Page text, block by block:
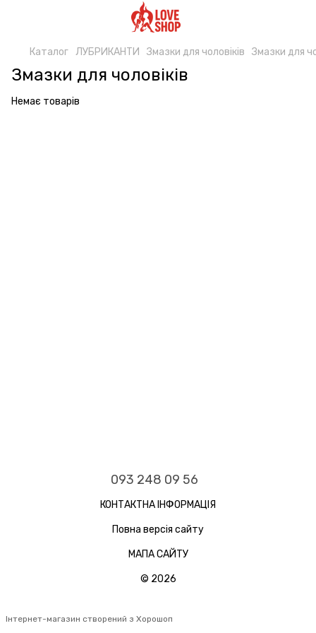
Каталог ЛУБРИКАНТИ Змазки для чоловіків Змазки для
Змазки для чоловіків
Немає товарів
093 248 09 56
КОНТАКТНА ІНФОРМАЦІЯ
Повна версія сайту
МАПА САЙТУ
© 2026
Інтернет-магазин створений з Хорошоп